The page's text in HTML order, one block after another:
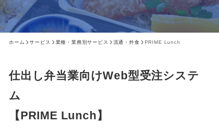
ホーム サービス 業種・業務別サービス 流通・外食 PRIME Lunch
仕出し弁当業向けWeb型受注システ
ム
【PRIME Lunch】